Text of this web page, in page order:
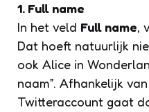
1. Full name
In het veld Full name,
Dat hoeft natuurlijk
ook Alice in
naam”. Afhankelijk
Twitteraccount gaat